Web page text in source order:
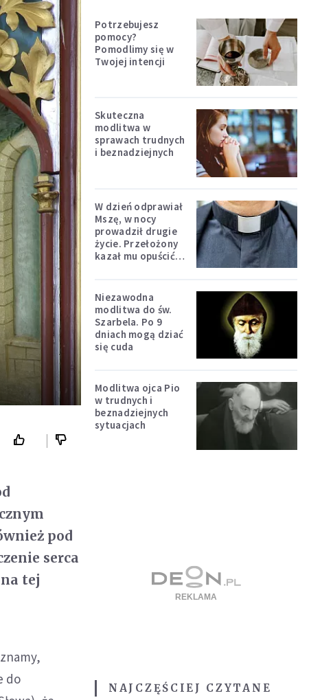
pod
serca
tej
do
Potrzebujesz
pomocy?
Pomodlimy się w
Twojej intencji
Skuteczna
modlitwa w
sprawach trudnych
i beznadziejnych
W dzień odprawiał
Mszę, w nocy
prowadził drugie
życie. Przełożony
kazał mu opuścić
Niezawodna
modlitwa do św.
Szarbela. Po 9
dniach mogą dziać
się cuda
Modlitwa ojca Pio
w trudnych i
beznadziejnych
sytuacjach
NAJCZĘŚCIEJ CZYTANE